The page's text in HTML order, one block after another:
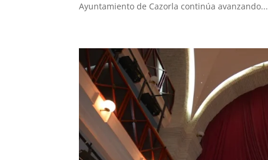
Ayuntamiento de Cazorla continúa avanzando...